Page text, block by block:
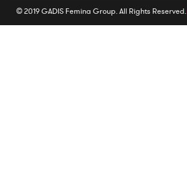
© 2019 GADIS Femina Group. All Rights Reserved.